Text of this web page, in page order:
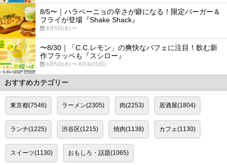
8/5〜｜ハラペーニョの辛さが癖になる！限定バーガー＆
フライが登場『Shake Shack』
8月5日(水) 〜
〜8/30｜「C.C.レモン」の爽快なパフェに注目！飲む新
作フラッペも『スシロー』
8月5日(水) 〜 8月30日(日)
おすすめカテゴリー
東京都(7546) ラーメン(2305) 肉(2253) 居酒屋(1804)
ランチ(1225) 渋谷区(1215) 焼肉(1138) カフェ(1130)
スイーツ(1130) おもしろ・話題(1065)